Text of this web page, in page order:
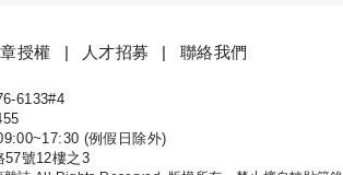
授權 人才招募 聯絡我們
6133#4
(例假日除外)
57號12樓之3